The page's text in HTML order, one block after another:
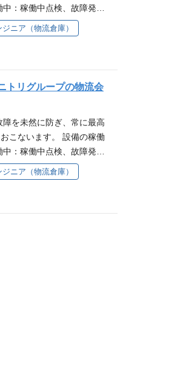
：稼働中点検、故障発生
討など 設備停止中：停止
自動倉庫（軌道搬送台車
を荷合わせする設備）、
【主な業務内容】 ◇保全
業書をもとに、点検・整
進捗管理をおこなう ◇作
手順に基づいて複数名の
が安全に作業ができるよ
の実施 ・故障への対応や
い、 再発防止を実行 ◇業
や、自社でできる仕事の
の高い設備に変化させる
要な作業が異なるため、
の対応 ・設備稼働後に発
ら進める 条件 【必須条
ニア（物流倉庫）
トリグループの物流会
を未然に防ぎ、常に最高
こないます。 設備の稼働
：稼働中点検、故障発生
討など 設備停止中：停止
ケース立体自動倉庫、シ
する設備）、AGV（無人
全般について、作業手順
・作業に関連する方が安
ニア（物流倉庫）